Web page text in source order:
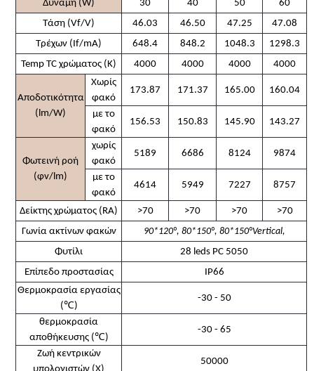
Δύναμη (W) 30 40 50
60
Τάση (Vf/V)
46.03 46.50 47.25
47.08
Τρέχων (If/mA)
648.4 848.2 1048.3
1298.3
Temp TC χρώματος (Κ)
4000 4000 4000 4000
Αποδοτικότητα
(lm/W)
Χωρίς
φακό
173.87 171.37 165.00 160.04
με το
φακό
156.53 150.83 145.90 143.27
Φωτεινή ροή
(φv/lm)
χωρίς
φακό
5189 6686 8124 9874
με το
φακό
4614 5949 7227 8757
Δείκτης χρώματος (RA) >70 >70 >70
>70
Γωνία ακτίνων φακών
90*120°, 80*150°, 80*150°Vertical,
Φυτίλι
28 leds PC 5050
Επίπεδο προστασίας
IP66
Θερμοκρασία εργασίας
(℃)
-30 - 50
θερμοκρασία
αποθήκευσης (℃)
-30 - 65
Ζωή κεντρικών
50000